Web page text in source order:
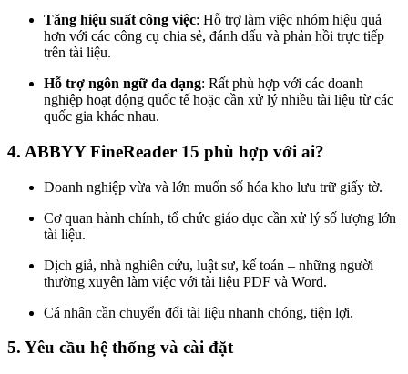
Tăng hiệu suất công việc: Hỗ trợ làm việc nhóm hiệu quả
hơn với các công cụ chia sẻ, đánh dấu và phản hồi trực tiếp
trên tài liệu.
Hỗ trợ ngôn ngữ đa dạng: Rất phù hợp với các doanh
nghiệp hoạt động quốc tế hoặc cần xử lý nhiều tài liệu từ các
quốc gia khác nhau.
4. ABBYY FineReader 15 phù hợp với ai?
Doanh nghiệp vừa và lớn muốn số hóa kho lưu trữ giấy tờ.
Cơ quan hành chính, tổ chức giáo dục cần xử lý số lượng lớn
tài liệu.
Dịch giả, nhà nghiên cứu, luật sư, kế toán – những người
thường xuyên làm việc với tài liệu PDF và Word.
Cá nhân cần chuyển đổi tài liệu nhanh chóng, tiện lợi.
5. Yêu cầu hệ thống và cài đặt